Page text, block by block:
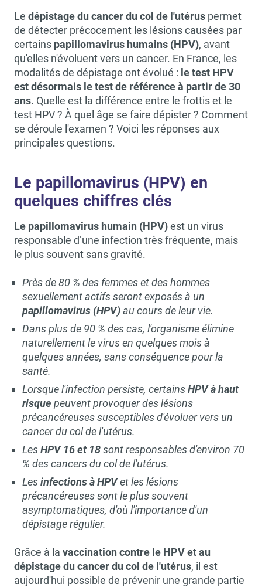
Le dépistage du cancer du col de l'utérus permet
de détecter précocement les lésions causées par
certains papillomavirus humains (HPV), avant
qu'elles n'évoluent vers un cancer. En France, les
modalités de dépistage ont évolué : le test HPV
est désormais le test de référence à partir de 30
ans. Quelle est la différence entre le frottis et le
test HPV ? À quel âge se faire dépister ? Comment
se déroule l'examen ? Voici les réponses aux
principales questions.
Le papillomavirus (HPV) en
quelques chiffres clés
Le papillomavirus humain (HPV)est un virus
responsable d’une infection très fréquente, mais
le plus souvent sans gravité.
Près de 80 % des femmes et des hommes
sexuellement actifs seront exposés à un
papillomavirus (HPV)au cours de leur vie.
Dans plus de 90 % des cas, l'organisme élimine
naturellement le virus en quelques mois à
quelques années, sans conséquence pour la
santé.
Lorsque l'infection persiste, certainsHPV à haut
risque peuvent provoquer des lésions
précancéreuses susceptibles d'évoluer vers un
cancer du col de l'utérus.
LesHPV 16 et 18sont responsables d'environ 70
% des cancers du col de l'utérus.
Lesinfections à HPVet les lésions
précancéreuses sont le plus souvent
asymptomatiques, d'où l'importance d'un
dépistage régulier.
Grâce à la vaccination contre le HPV et au
dépistage du cancer du col de l'utérus, il est
aujourd'hui possible de prévenir une grande partie